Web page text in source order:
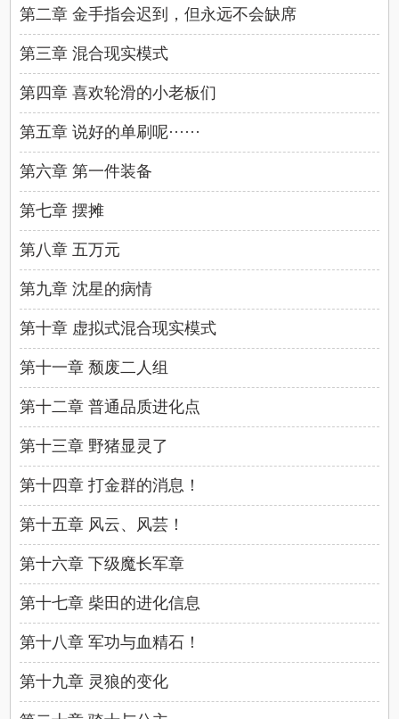
第二章 金手指会迟到，但永远不会缺席
第三章 混合现实模式
第四章 喜欢轮滑的小老板们
第五章 说好的单刷呢······
第六章 第一件装备
第七章 摆摊
第八章 五万元
第九章 沈星的病情
第十章 虚拟式混合现实模式
第十一章 颓废二人组
第十二章 普通品质进化点
第十三章 野猪显灵了
第十四章 打金群的消息！
第十五章 风云、风芸！
第十六章 下级魔长军章
第十七章 柴田的进化信息
第十八章 军功与血精石！
第十九章 灵狼的变化